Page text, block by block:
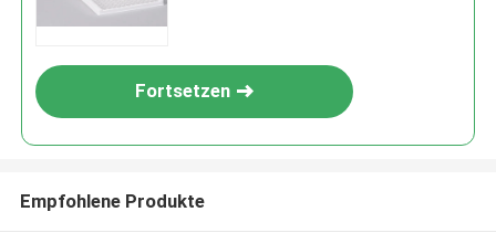
Fortsetzen
Empfohlene Produkte